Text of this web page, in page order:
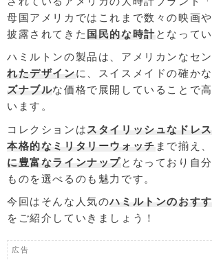
母国アメリカではこれまで数々の映画
披露されてきた 国民的な時計となってい
ハミルトンの製品は、アメリカンなセ
れたデザインに、スイスメイドの確か
ズナブルな価格で展開していることで
います。
コレクションは スタイリッシュなドレ
本格的なミリタリーウォッチ まで揃え
に豊富なラインナップとなっており自
ものを選べるのも魅力です。
今回はそんな人気のハミルトンのおす
をご紹介していきましょう！
広告